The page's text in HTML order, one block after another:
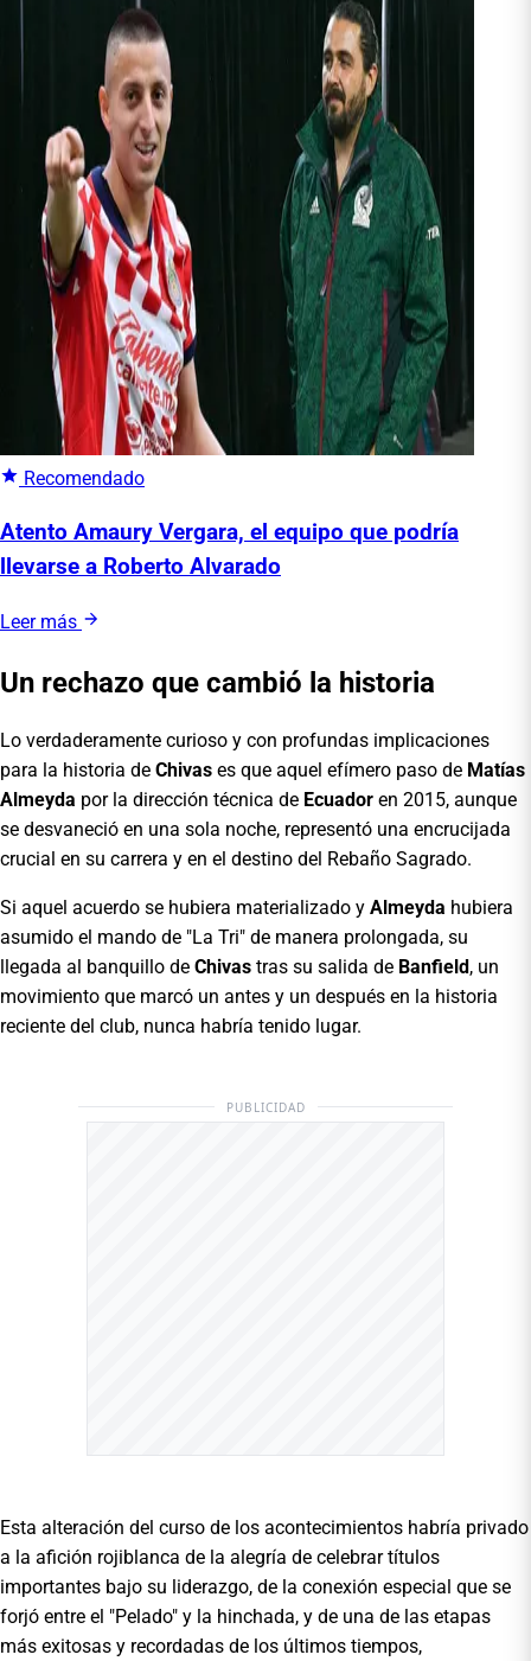
Recomendado
Atento Amaury Vergara, el equipo que podría
llevarse a Roberto Alvarado
Leer más
Un rechazo que cambió la historia
Lo verdaderamente curioso y con profundas implicaciones
para la historia de Chivas es que aquel efímero paso de Matías
Almeyda por la dirección técnica de Ecuador en 2015, aunque
se desvaneció en una sola noche, representó una encrucijada
crucial en su carrera y en el destino del Rebaño Sagrado.
Si aquel acuerdo se hubiera materializado y Almeyda hubiera
asumido el mando de "La Tri" de manera prolongada, su
llegada al banquillo de Chivas tras su salida de Banfield, un
movimiento que marcó un antes y un después en la historia
reciente del club, nunca habría tenido lugar.
PUBLICIDAD
Esta alteración del curso de los acontecimientos habría privado
a la afición rojiblanca de la alegría de celebrar títulos
importantes bajo su liderazgo, de la conexión especial que se
forjó entre el "Pelado" y la hinchada, y de una de las etapas
más exitosas y recordadas de los últimos tiempos,